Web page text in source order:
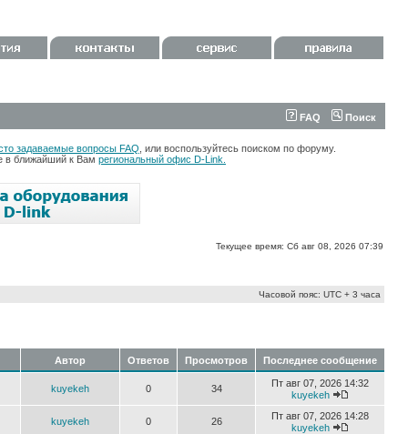
FAQ Поиск
задаваемые вопросы FAQ , или воспользуйтесь поиском по форуму.
в ближайший к Вам региональный офис D-Link.
Текущее время: Сб авг 08, 2026 07:39
Часовой пояс: UTC + 3 часа
Автор Ответов Просмотров Последнее сообщение
kuyekeh 0 34
Пт авг 07, 2026 14:32
kuyekeh
kuyekeh 0 26
Пт авг 07, 2026 14:28
kuyekeh